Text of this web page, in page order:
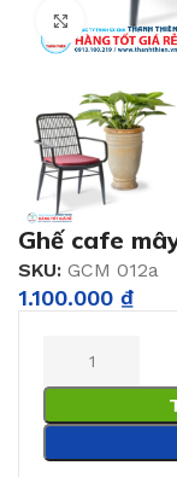
Click to
Ghế cafe
SKU: GCM 012a
1.100.000 ₫